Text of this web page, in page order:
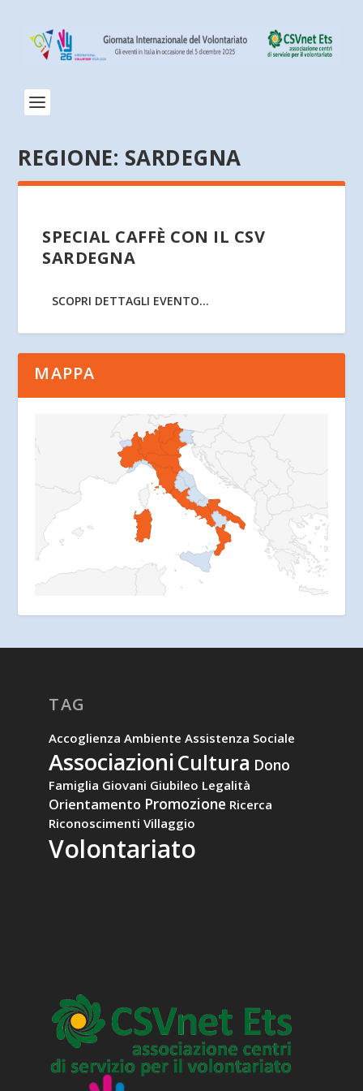
REGIONE: SARDEGNA
SPECIAL CAFFÈ CON IL CSV
SARDEGNA
SCOPRI DETTAGLI EVENTO...
MAPPA
TAG
Accoglienza Ambiente Assistenza Sociale
AssociazioniCultura Dono
Famiglia Giovani Giubileo Legalità
Orientamento Promozione Ricerca
Riconoscimenti Villaggio
Volontariato